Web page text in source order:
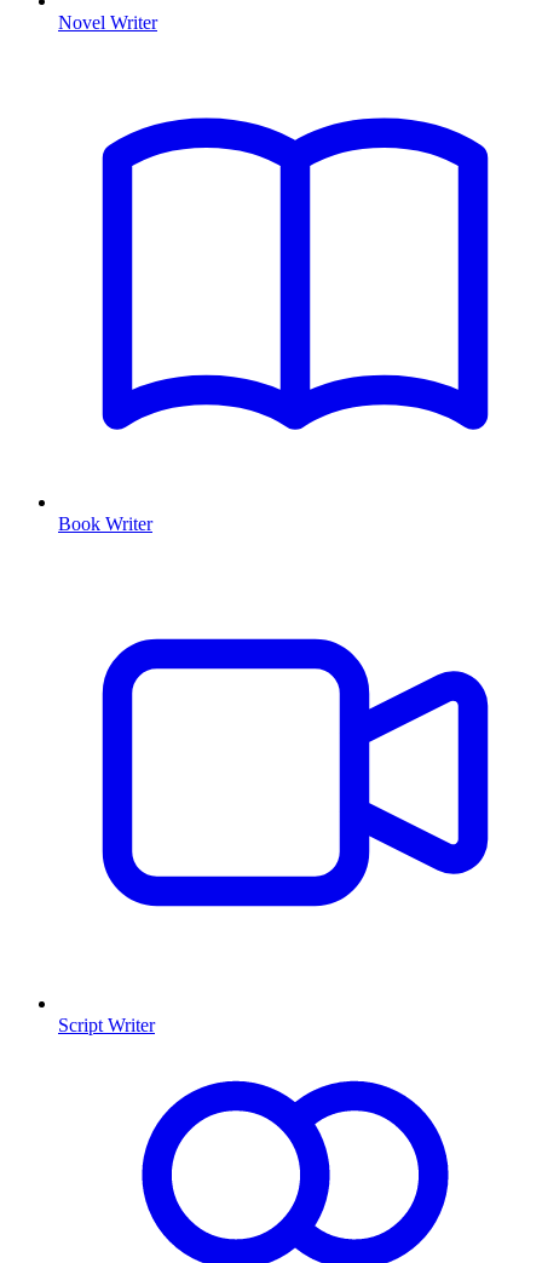
Novel Writer
Book Writer
Script Writer